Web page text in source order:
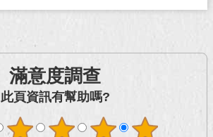
滿意度調查
此頁資訊有幫助嗎?